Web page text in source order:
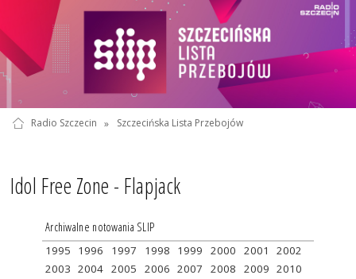
Radio Szczecin » Szczecińska Lista Przebojów
Idol Free Zone - Flapjack
Archiwalne notowania SLIP
1995 1996 1997 1998 1999 2000 2001
2002
2003 2004 2005 2006 2007 2008 2009 2010